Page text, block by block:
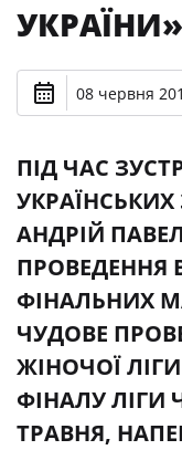
УКРАЇНИ»
08 червня
ПІД ЧАС
АНДРІЙ
ПРОВЕДЕННЯ
ФІНАЛЬНИХ
ЧУДОВЕ
ЖІНОЧОЇ
ФІНАЛУ ЛІГИ
ТРАВНЯ,